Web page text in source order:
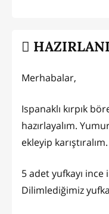
Merhabalar,
Ispanaklı kırpık
hazırlayalım.
ekleyip karıştıralım.
5 adet yufkayı
Dilimlediğimiz